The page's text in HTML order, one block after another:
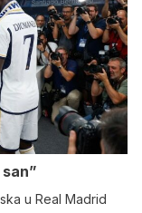
u Real Madrid